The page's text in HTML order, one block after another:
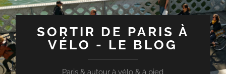
SORTIR DE PARIS À
VÉLO - LE BLOG
Paris & autour à vélo & à pied